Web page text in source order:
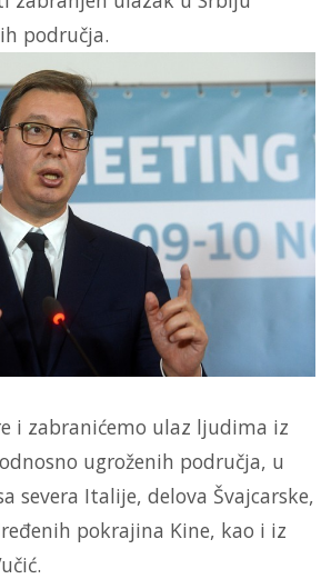
područja.
i zabranićemo ulaz ljudima iz
ugroženih područja, u
severa Italije, delova Švajcarske,
pokrajina Kine, kao i iz